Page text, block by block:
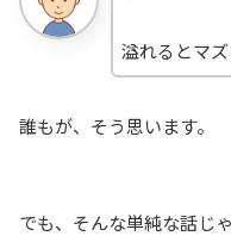
溢れるとマ
誰もが、そう思います。
でも、そんな単純な話じゃ